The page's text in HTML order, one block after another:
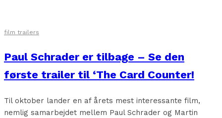
film trailers
Paul Schrader er tilbage – Se den
første trailer til ‘The Card Counter!
Til oktober lander en af årets mest interessante film,
nemlig samarbejdet mellem Paul Schrader og Martin